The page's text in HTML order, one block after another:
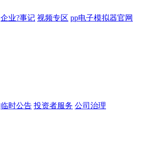
企业?事记 视频专区 pp电子模拟器官网
临时公告 投资者服务 公司治理